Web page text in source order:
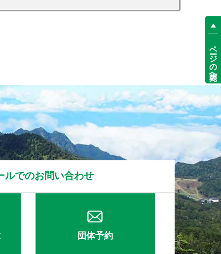
ルでのお問い合わせ
団体予約
ページの先頭へ